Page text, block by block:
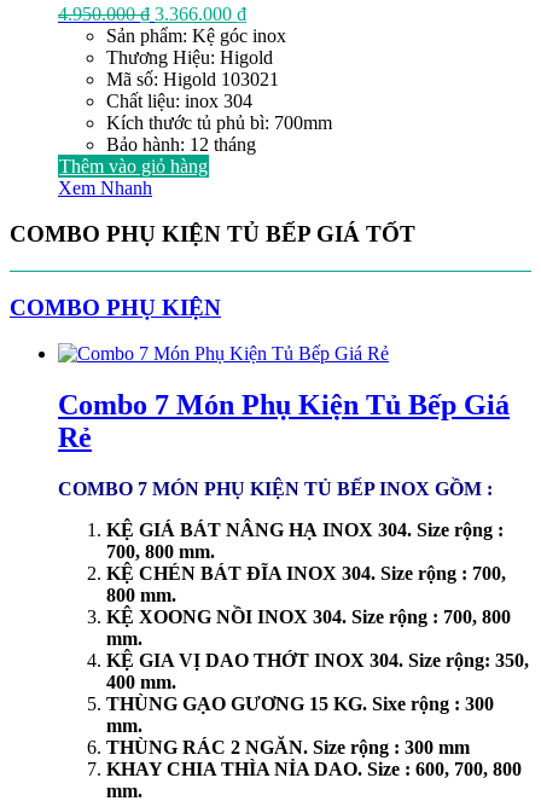
4.950.000₫ Giá
gốc
là:
4.950.000 ₫.
3.366.000 ₫Giá
hiện
tại
là:
3.366.000 ₫.
Sản phẩm: Kệ góc inox
Thương Hiệu: Higold
Mã số: Higold 103021
Chất liệu: inox 304
Kích thước tủ phủ bì: 700mm
Bảo hành: 12 tháng
Thêm vào giỏ hàng
Xem Nhanh
COMBO PHỤ KIỆN TỦ BẾP GIÁ TỐT
COMBO PHỤ KIỆN
Combo 7 Món Phụ Kiện Tủ Bếp Giá
Rẻ
COMBO 7 MÓN PHỤ KIỆN TỦ BẾP INOX GỒM :
KỆ GIÁ BÁT NÂNG HẠ INOX 304. Size rộng :
700, 800 mm.
KỆ CHÉN BÁT ĐĨA INOX 304. Size rộng : 700,
800 mm.
KỆ XOONG NỒI INOX 304. Size rộng : 700, 800
mm.
KỆ GIA VỊ DAO THỚT INOX 304. Size rộng: 350,
400 mm.
THÙNG GẠO GƯƠNG 15 KG. Sixe rộng : 300
mm.
THÙNG RÁC 2 NGĂN. Size rộng : 300 mm
KHAY CHIA THÌA NỈA DAO. Size : 600, 700, 800
mm.